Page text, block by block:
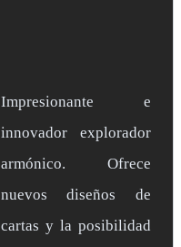
Impresionante e
innovador explorador
armónico. Ofrece
nuevos diseños de
cartas y la posibilidad